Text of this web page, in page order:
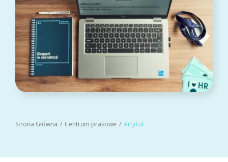
Strona Główna Centrum prasowe Artykuł